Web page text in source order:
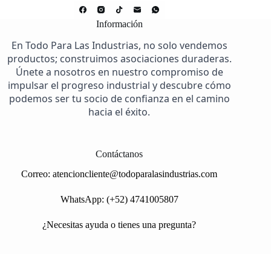
Información
En Todo Para Las Industrias, no solo vendemos
productos; construimos asociaciones duraderas.
Únete a nosotros en nuestro compromiso de
impulsar el progreso industrial y descubre cómo
podemos ser tu socio de confianza en el camino
hacia el éxito.
Contáctanos
Correo:atencioncliente@todoparalasindustrias.com
WhatsApp: (+52) 4741005807
¿Necesitas ayuda o tienes una pregunta?